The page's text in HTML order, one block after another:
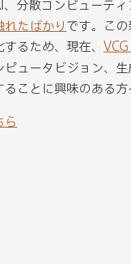
シ
ェ
ア
す
る
シ
ェ
ア
す
ェ
ア
す
る
、分散コンピューテ
たばかり です。こ
るため、現在、
ピュータビジョン、
ことに興味のある
ら